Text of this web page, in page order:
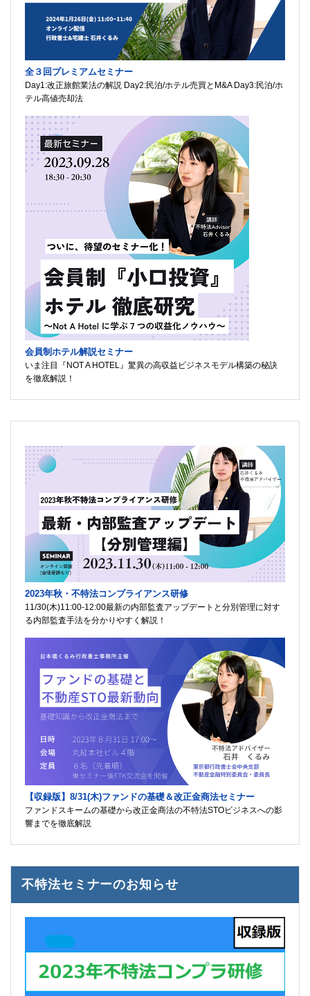
全３回プレミアムセミナー
Day1:改正旅館業法の解説 Day2:民泊/ホテル売買とM&A Day3:民泊/ホ
テル高値売却法
会員制ホテル解説セミナー
いま注目『NOT A HOTEL』驚異の高収益ビジネスモデル構築の秘訣
を徹底解説！
2023年秋・不特法コンプライアンス研修
11/30(木)11:00-12:00最新の内部監査アップデートと分別管理に対す
る内部監査手法を分かりやすく解説！
【収録版】8/31(木)ファンドの基礎＆改正金商法セミナー
ファンドスキームの基礎から改正金商法の不特法STOビジネスへの影
響までを徹底解説
不特法セミナーのお知らせ